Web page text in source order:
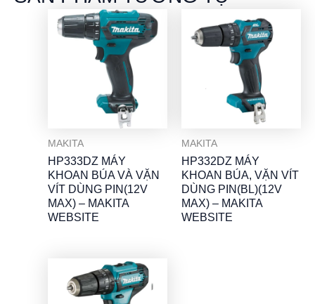
MAKITA
HP333DZ MÁY
KHOAN BÚA VÀ VẶN
VÍT DÙNG PIN(12V
MAX) – MAKITA
WEBSITE
MAKITA
HP332DZ MÁY
KHOAN BÚA, VẶN VÍT
DÙNG PIN(BL)(12V
MAX) – MAKITA
WEBSITE